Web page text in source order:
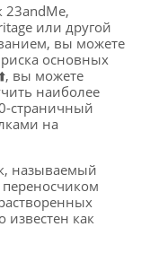
23andMe,
или другой
вы можете
основных
вы можете
наиболее
страничный
на
называемый
известен как